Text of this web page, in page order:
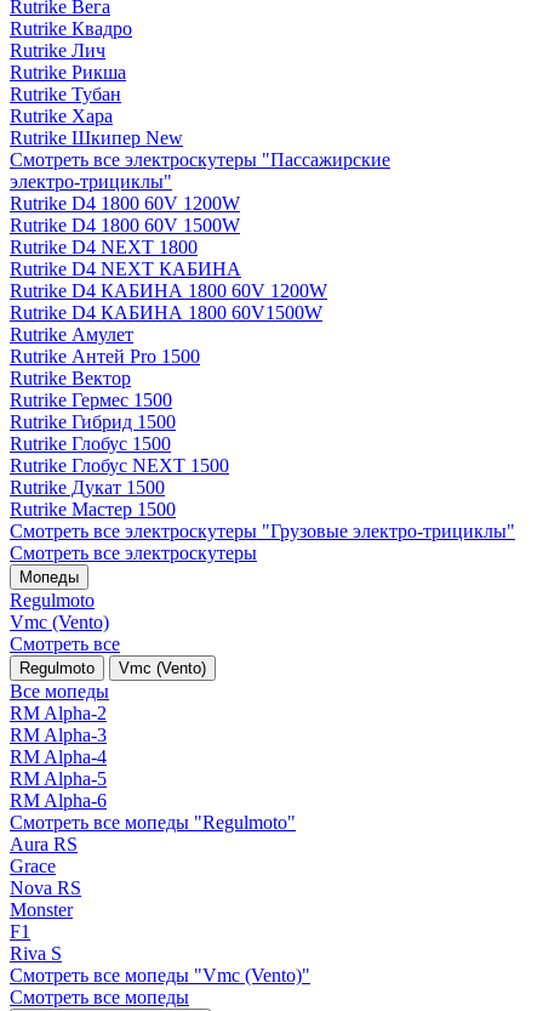
Rutrike Вега
Rutrike Квадро
Rutrike Лич
Rutrike Рикша
Rutrike Тубан
Rutrike Хара
Rutrike Шкипер New
Смотреть все электро­скутеры "Пассажирские
электро‑трициклы"
Rutrike D4 1800 60V 1200W
Rutrike D4 1800 60V 1500W
Rutrike D4 NEXT 1800
Rutrike D4 NEXT КАБИНА
Rutrike D4 КАБИНА 1800 60V 1200W
Rutrike D4 КАБИНА 1800 60V1500W
Rutrike Амулет
Rutrike Антей Pro 1500
Rutrike Вектор
Rutrike Гермес 1500
Rutrike Гибрид 1500
Rutrike Глобус 1500
Rutrike Глобус NEXT 1500
Rutrike Дукат 1500
Rutrike Мастер 1500
Смотреть все электро­скутеры "Грузовые электро‑трициклы"
Смотреть все электро­скутеры
Мопеды
Regulmoto
Vmc (Vento)
Смотреть все
Regulmoto Vmc (Vento)
Все мопеды
RM Alpha-2
RM Alpha-3
RM Alpha-4
RM Alpha-5
RM Alpha-6
Смотреть все мопеды "Regulmoto"
Aura RS
Grace
Nova RS
Monster
F1
Riva S
Смотреть все мопеды "Vmc (Vento)"
Смотреть все мопеды